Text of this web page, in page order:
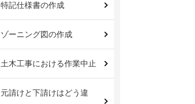
特記仕様書の作成
ゾーニング図の作成
土木工事における作業中止
元請けと下請けはどう違